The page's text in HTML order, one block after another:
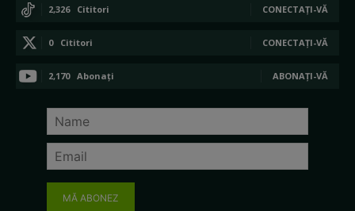
2,326 Cititori CONECTAȚI-VĂ
0 Cititori CONECTAȚI-VĂ
2,170 Abonați ABONAȚI-VĂ
MĂ ABONEZ